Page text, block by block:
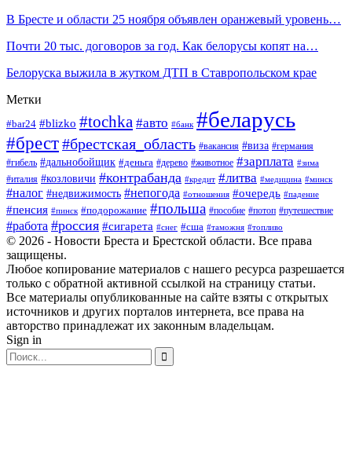
В Бресте и области 25 ноября объявлен оранжевый уровень…
Почти 20 тыс. договоров за год. Как белорусы копят на…
Белоруска выжила в жутком ДТП в Ставропольском крае
Метки
#bar24 #blizko #tochka #авто #банк #беларусь
#брест#брестская_область #вакансия #виза #германия
#гибель #дальнобойщик #деньга #дерево #животное #зарплата #зима
#италия #козловичи #контрабанда #кредит #литва #медицина #минск
#налог #недвижимость #непогода #отношения #очередь #падение
#пенсия #пинск #подорожание #польша #пособие #потоп #путешествие
#работа #россия #сигарета #снег #сша #таможня #топливо
© 2026 - Новости Бреста и Брестской области. Все права
защищены.
Любое копирование материалов с нашего ресурса разрешается
только с обратной активной ссылкой на страницу статьи.
Все материалы опубликованные на сайте взяты с открытых
источников и других порталов интернета, все права на
авторство принадлежат их законным владельцам.
Sign in